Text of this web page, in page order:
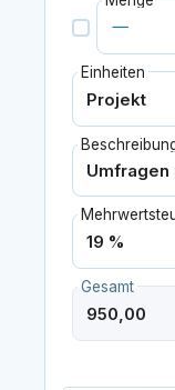
Einheiten
Gesamt